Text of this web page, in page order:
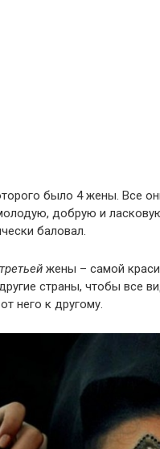
было 4 жены. Все
добрую и
баловал.
третьей жены – самой
страны, чтобы все
него к другому.